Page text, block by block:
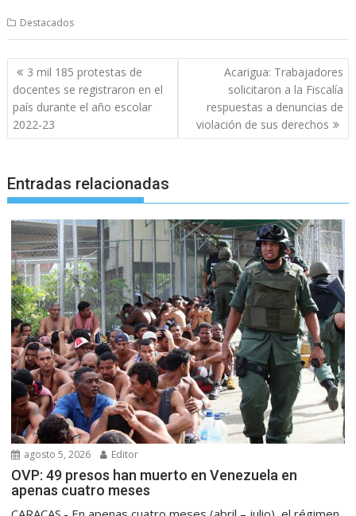
Destacados
Navegación
de
entradas
3 mil 185 protestas de
docentes se registraron en el
país durante el año escolar
2022-23
Acarigua: Trabajadores
solicitaron a la Fiscalía
respuestas a denuncias de
violación de sus derechos
Entradas relacionadas
agosto 5, 2026 Editor
OVP: 49 presos han muerto en Venezuela en
apenas cuatro meses